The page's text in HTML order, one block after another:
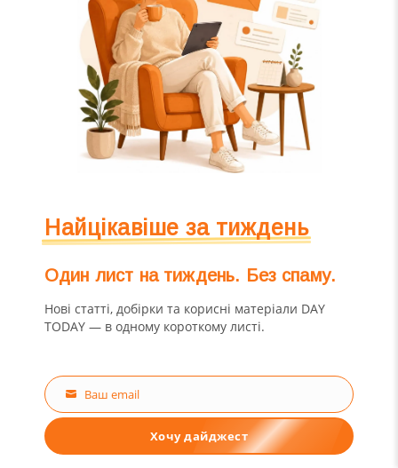
Найцікавіше за тиждень
Один лист на тиждень. Без спаму.
Нові статті, добірки та корисні матеріали DAY
TODAY — в одному короткому листі.
Email
Ваш email
Хочу дайджест